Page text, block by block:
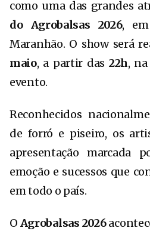
como uma das grandes
do Agrobalsas 2026,
Maranhão. O show será
maio, a partir das 22h, na
evento.
Reconhecidos
de forró e piseiro, os
apresentação marcada
emoção e sucessos que
em todo o país.
O Agrobalsas 2026